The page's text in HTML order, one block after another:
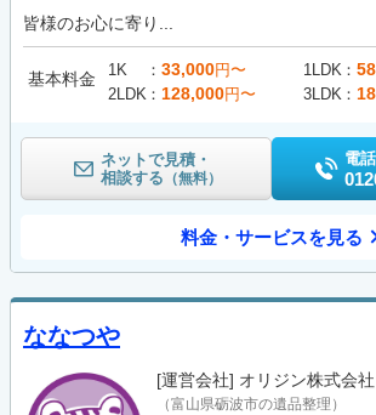
皆様のお心に寄り...
基本料金 1K 33,000円〜 1LDK
2LDK
128,000円〜 3LDK
ネットで見積・
相談する （無料）
電
料金・サービスを見る
ななつや
[運営会社] オリジン株式会社
（富山県砺波市の遺品整理）